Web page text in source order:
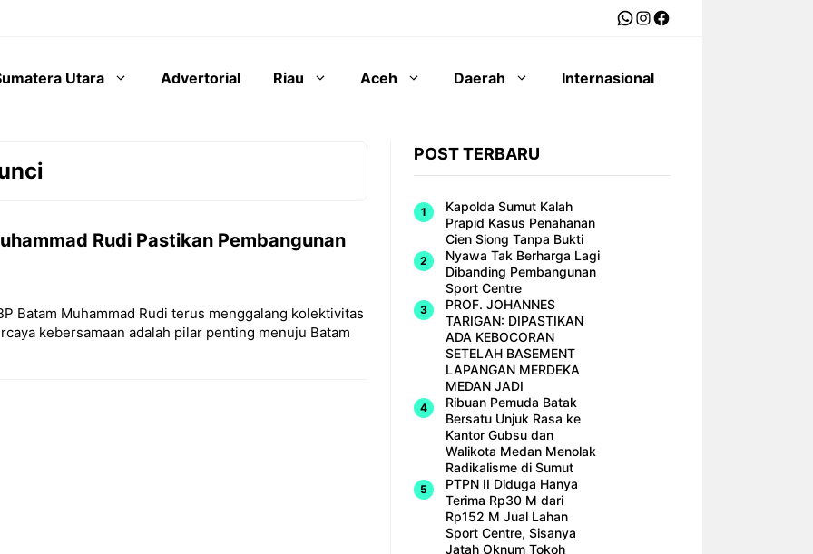
WhatsApp
Instagram
Facebook
Utara Advertorial Riau Aceh Daerah Internasional
Rudi Pastikan Pembangunan
Batam Muhammad Rudi terus menggalang kolektivitas
kebersamaan adalah pilar penting menuju Batam
POST TERBARU
Kapolda Sumut Kalah
Prapid Kasus Penahanan
Cien Siong Tanpa Bukti
Nyawa Tak Berharga Lagi
Dibanding Pembangunan
Sport Centre
PROF. JOHANNES
TARIGAN: DIPASTIKAN
ADA KEBOCORAN
SETELAH BASEMENT
LAPANGAN MERDEKA
MEDAN JADI
Ribuan Pemuda Batak
Bersatu Unjuk Rasa ke
Kantor Gubsu dan
Walikota Medan Menolak
Radikalisme di Sumut
PTPN II Diduga Hanya
Terima Rp30 M dari
Rp152 M Jual Lahan
Sport Centre, Sisanya
Jatah Oknum Tokoh